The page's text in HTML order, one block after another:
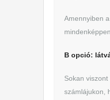
Amennyiben
B opció:
Sokan
számlájukon,